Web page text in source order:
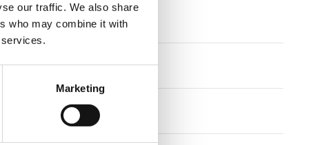
our traffic. We also share
who may combine it with
Marketing